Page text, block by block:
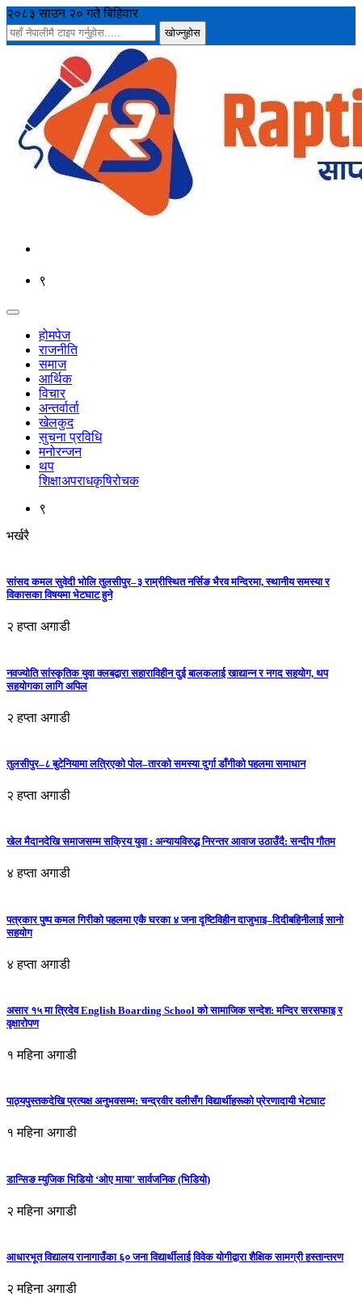
२०८३ साउन २० गते बिहिवार
९
होमपेज
राजनीति
समाज
आर्थिक
विचार
अन्तर्वार्ता
खेलकुद
सुचना प्रविधि
मनोरन्जन
थप
शिक्षाअपराधकृषिरोचक
९
भर्खरै
सांसद कमल सुवेदी भोलि तुलसीपुर–३ राम्रीस्थित नर्सिङ भैरव मन्दिरमा, स्थानीय समस्या र
विकासका विषयमा भेटघाट हुने
२ हप्ता अगाडी
नवज्योति सांस्कृतिक युवा क्लबद्वारा सहाराविहीन दुई बालकलाई खाद्यान्न र नगद सहयोग, थप
सहयोगका लागि अपिल
२ हप्ता अगाडी
तुलसीपुर–८ बुटेनियामा लत्रिएको पोल–तारको समस्या दुर्गा डाँगीको पहलमा समाधान
२ हप्ता अगाडी
खेल मैदानदेखि समाजसम्म सक्रिय युवा : अन्यायविरुद्ध निरन्तर आवाज उठाउँदै: सन्दीप गौतम
४ हप्ता अगाडी
पत्रकार पुष्प कमल गिरीको पहलमा एकै घरका ४ जना दृष्टिविहीन दाजुभाइ–दिदीबहिनीलाई सानो
सहयोग
४ हप्ता अगाडी
असार १५ मा त्रिदेव English Boarding School को सामाजिक सन्देश: मन्दिर सरसफाइ र
वृक्षारोपण
१ महिना अगाडी
पाठ्यपुस्तकदेखि प्रत्यक्ष अनुभवसम्म: चन्द्रवीर वलीसँग विद्यार्थीहरूको प्रेरणादायी भेटघाट
१ महिना अगाडी
डान्सिङ म्युजिक भिडियो ‘ओए माया’ सार्वजनिक (भिडियो)
२ महिना अगाडी
आधारभूत विद्यालय रानागाउँका ६० जना विद्यार्थीलाई विवेक योगीद्वारा शैक्षिक सामग्री हस्तान्तरण
२ महिना अगाडी